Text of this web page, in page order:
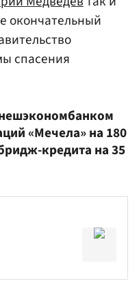
окончательный
спасения
«Мечела» на 180
кредита на 35